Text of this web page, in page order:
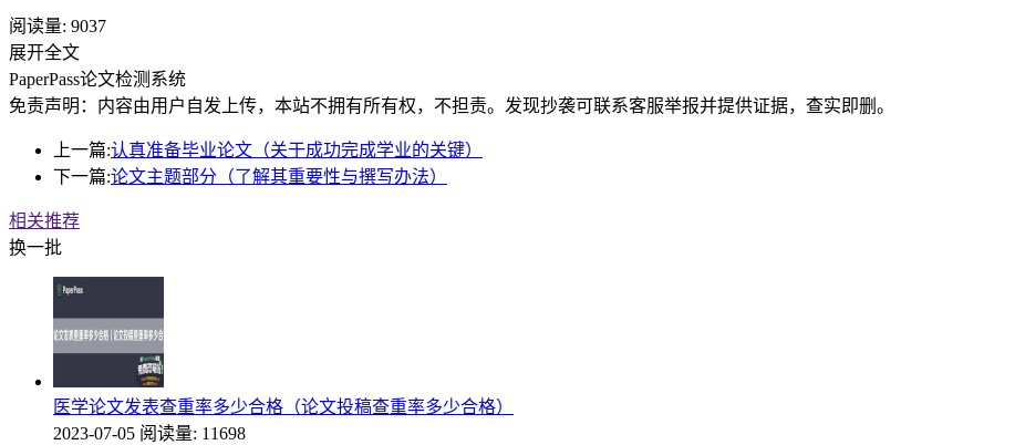
阅读量: 9037
展开全文
PaperPass论文检测系统
免责声明：内容由用户自发上传，本站不拥有所有权，不担责。发现抄袭可联系客服举报并提供证据，查实即删。
上一篇:认真准备毕业论文（关于成功完成学业的关键）
下一篇:论文主题部分（了解其重要性与撰写办法）
相关推荐
换一批
医学论文发表查重率多少合格（论文投稿查重率多少合格）
2023-07-05 阅读量: 11698